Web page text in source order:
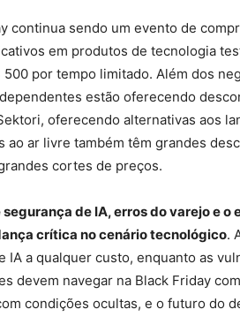
continua sendo um evento de
em produtos de tecnologia
por tempo limitado. Além dos
estão oferecendo
oferecendo alternativas aos
ao ar livre também têm grandes
cortes de preços.
de IA, erros do varejo e o
crítica no cenário tecnológico.
IA a qualquer custo, enquanto as
devem navegar na Black Friday
condições ocultas, e o futuro do